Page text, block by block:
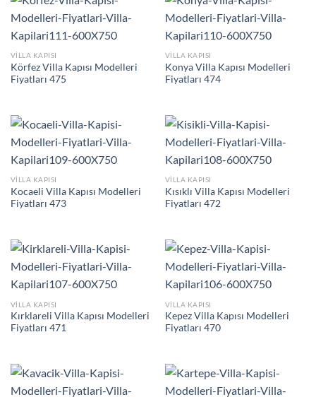
VILLA KAPISI
Körfez Villa Kapısı Modelleri
Fiyatları 475
VILLA KAPISI
Konya Villa Kapısı Modelleri
Fiyatları 474
VILLA KAPISI
Kocaeli Villa Kapısı Modelleri
Fiyatları 473
VILLA KAPISI
Kısıklı Villa Kapısı Modelleri
Fiyatları 472
VILLA KAPISI
Kırklareli Villa Kapısı Modelleri
Fiyatları 471
VILLA KAPISI
Kepez Villa Kapısı Modelleri
Fiyatları 470